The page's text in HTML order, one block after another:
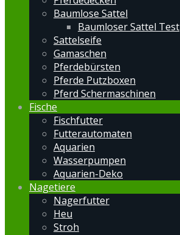
Baumlose Sattel
Baumloser Sattel Test
Sattelseife
Gamaschen
Pferdebürsten
Pferde Putzboxen
Pferd Schermaschinen
Fische
Fischfutter
Futterautomaten
Aquarien
Wasserpumpen
Aquarien-Deko
Nagetiere
Nagerfutter
Heu
Stroh